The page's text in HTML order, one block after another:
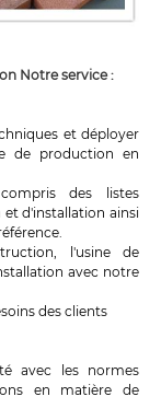
Notre service :
et déployer
de production en
des listes
d'installation ainsi
l'usine de
avec notre
des clients
avec les normes
en matière de